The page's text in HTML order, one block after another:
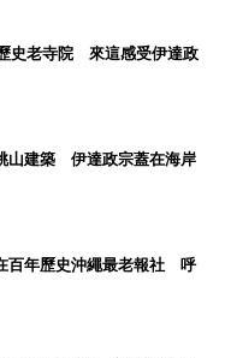
史老寺院 來這感受伊達政
山建築 伊達政宗蓋在海岸
百年歷史沖繩最老報社 呼